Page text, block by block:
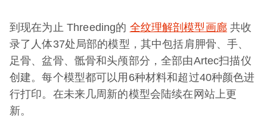
到现在为止 Threeding的 全纹理解剖模型画廊共收
录了人体37处局部的模型，其中包括肩胛骨、手、
足骨、盆骨、骶骨和头颅部分，全部由Artec扫描仪
创建。每个模型都可以用6种材料和超过40种颜色进
行打印。在未来几周新的模型会陆续在网站上更
新。